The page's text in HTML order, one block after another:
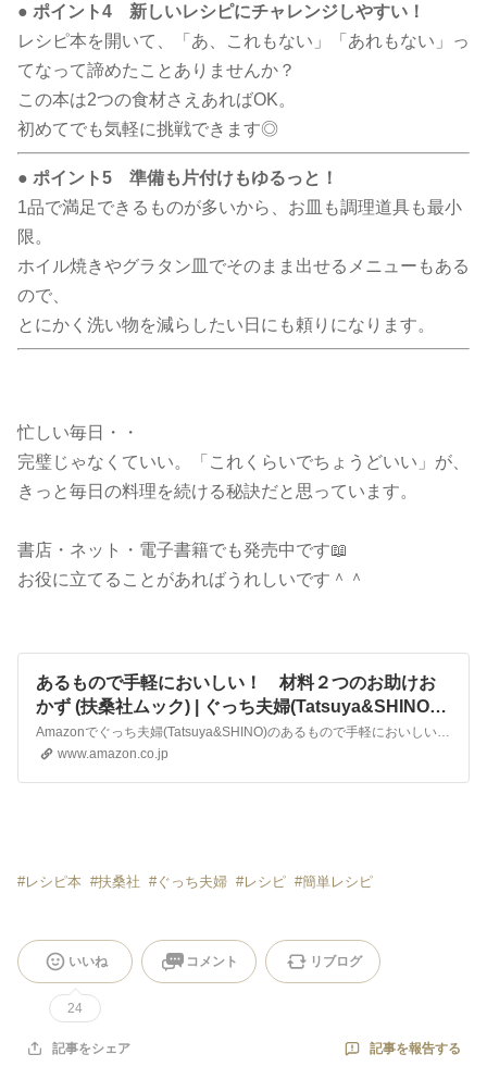
● ポイント4 新しいレシピにチャレンジしやすい！
レシピ本を開いて、「あ、これもない」「あれもない」っ
てなって諦めたことありませんか？
この本は2つの食材さえあればOK。
初めてでも気軽に挑戦できます◎
● ポイント5 準備も片付けもゆるっと！
1品で満足できるものが多いから、お皿も調理道具も最小
限。
ホイル焼きやグラタン皿でそのまま出せるメニューもある
ので、
とにかく洗い物を減らしたい日にも頼りになります。
忙しい毎日・・
完璧じゃなくていい。「これくらいでちょうどいい」が、
きっと毎日の料理を続ける秘訣だと思っています。
書店・ネット・電子書籍でも発売中です📖
お役に立てることがあればうれしいです＾＾
あるもので手軽においしい！ 材料２つのお助けお
かず (扶桑社ムック) | ぐっち夫婦(Tatsuya&SHINO) |
本 | 通販 | Amazon
Amazonでぐっち夫婦(Tatsuya&SHINO)のあるもので手軽においしい！ 材料２つのお助けおかず (扶桑社ムック)。アマゾンならポイント還元本が多数。ぐっち夫婦(Tatsuya&SHINO)作品ほか、お急ぎ便対象商品は当日お届けも可能。またあるもので手軽においしい！ 材料２つのお助けおかず (扶桑社ムック)もアマゾン配送商品なら通常配送無料。
www.amazon.co.jp
#レシピ本 #扶桑社 #ぐっち夫婦 #レシピ #簡単レシピ
いいね
24
コメント リブログ
記事をシェア 記事を報告する